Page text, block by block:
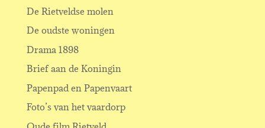
De Rietveldse molen
De oudste woningen
Drama 1898
Brief aan de Koningin
Papenpad en Papenvaart
Foto’s van het vaardorp